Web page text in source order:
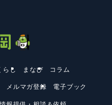
らし まなび コラム
メルマガ登録 電子ブック